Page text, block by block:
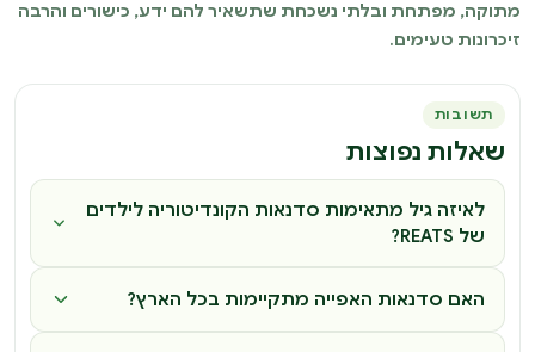
מתוקה, מפתחת ובלתי נשכחת שתשאיר להם ידע, כישורים והרבה
זיכרונות טעימים.
תשובות
שאלות נפוצות
לאיזה גיל מתאימות סדנאות הקונדיטוריה לילדים
של REATS?
האם סדנאות האפייה מתקיימות בכל הארץ?